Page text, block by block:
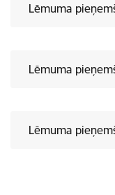
Lēmuma
Lēmuma
Lēmuma